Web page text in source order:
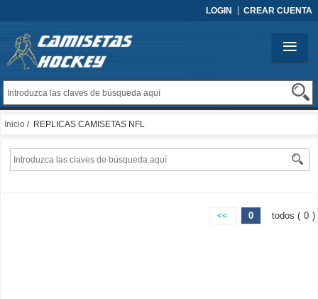
LOGIN CREAR CUENTA
Inicio / REPLICAS CAMISETAS NFL
<< 0 todos ( 0 )